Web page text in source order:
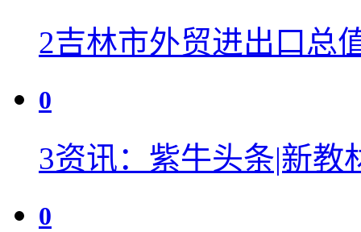
2吉林市外贸进出口总
0
3资讯：紫牛头条|新教
0